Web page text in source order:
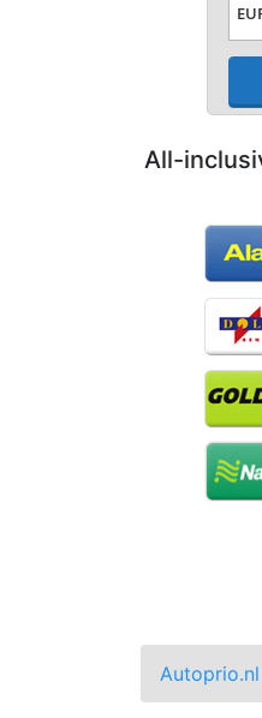
All-
Autoprio.nl